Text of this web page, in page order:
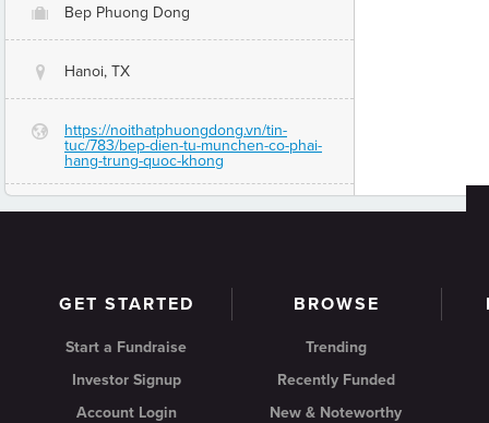
O Bep Phuong Dong
@ Hanoi, TX
G
https://noithatphuongdong.vn/tin-
tuc/783/bep-dien-tu-munchen-co-phai-
hang-trung-quoc-khong
GET STARTED
Start a Fundraise
Investor Signup
Account Login
BROWSE
Trending
Recently Funded
New & Noteworthy